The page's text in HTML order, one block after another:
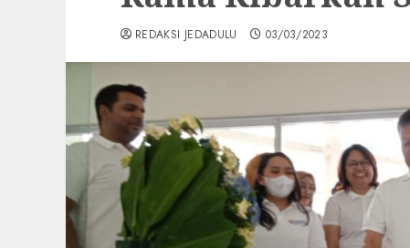
REDAKSI JEDADULU 03/03/2023